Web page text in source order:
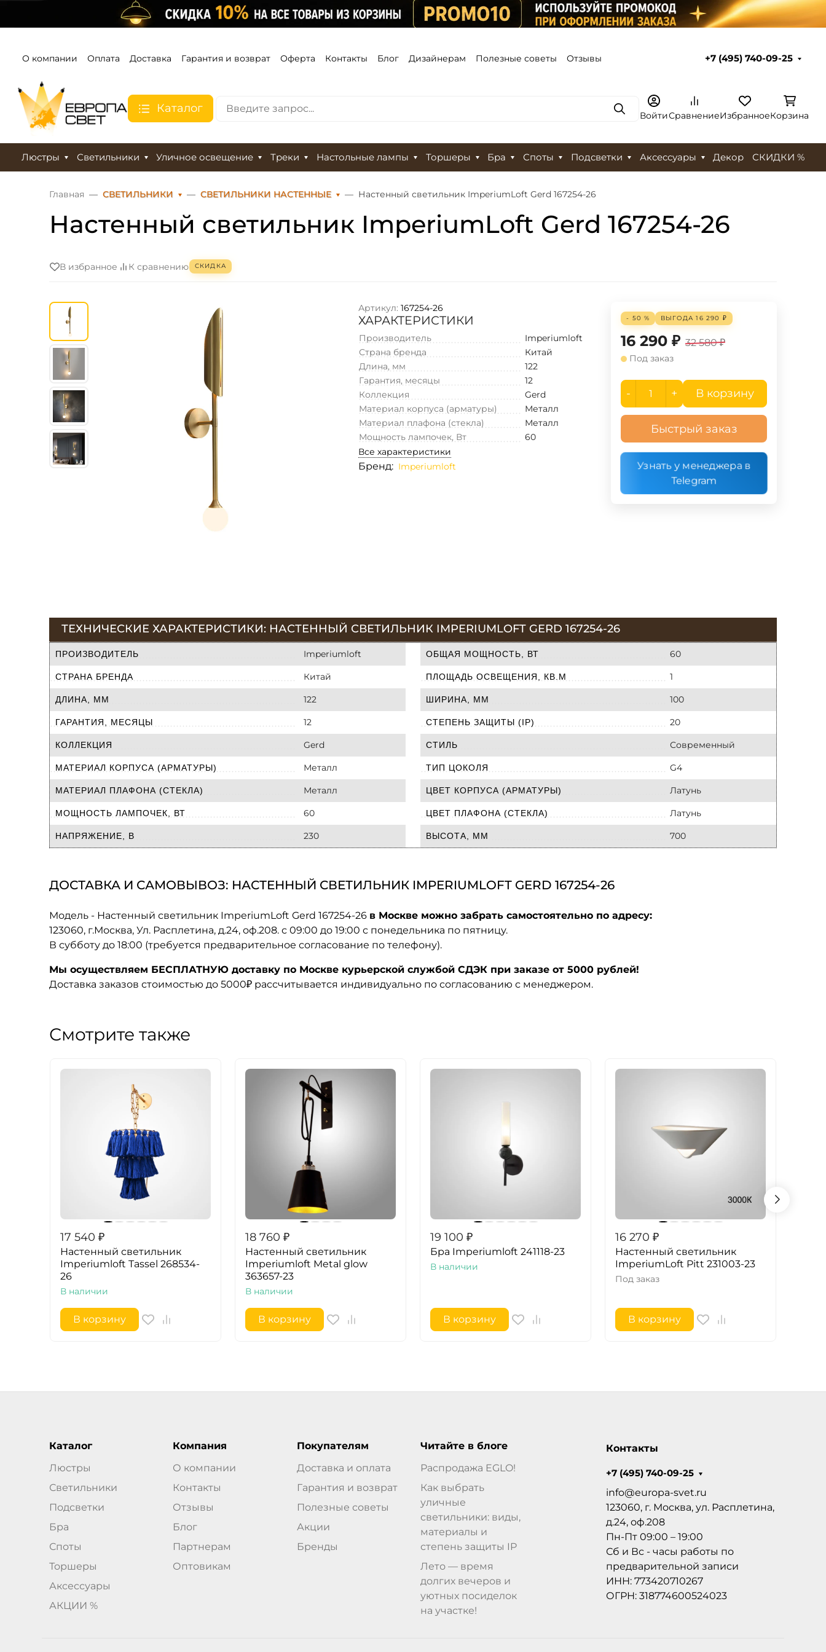
О компании Оплата Доставка Гарантия и возврат Оферта Контакты Блог Дизайнерам Полезные советы Отзывы +7 (495) 740-09-25
Каталог ПоискВойтиСравнениеИзбранноеКорзина
Люстры Светильники Уличное освещение Треки Настольные лампы Торшеры Бра Споты Подсветки Аксессуары Декор СКИДКИ %
Главная СВЕТИЛЬНИКИ СВЕТИЛЬНИКИ НАСТЕННЫЕ Настенный светильник ImperiumLoft Gerd 167254-26
Настенный светильник ImperiumLoft Gerd 167254-26
В избранное К сравнению СКИДКА
Артикул: 167254-26
ХАРАКТЕРИСТИКИ
Производитель
Imperiumloft
Страна бренда
Китай
Длина, мм
122
Гарантия, месяцы
12
Коллекция
Gerd
Материал корпуса (арматуры)
Металл
Материал плафона (стекла)
Металл
Мощность лампочек, Вт
60
Все характеристики
Бренд: Imperiumloft
- 50 % ВЫГОДА16 290 ₽
16 290 ₽ 32 580 ₽
Под заказ
- + В корзину
Быстрый заказ
Узнать у менеджера в
Telegram
ТЕХНИЧЕСКИЕ ХАРАКТЕРИСТИКИ: НАСТЕННЫЙ СВЕТИЛЬНИК IMPERIUMLOFT GERD 167254-26
ПРОИЗВОДИТЕЛЬ Imperiumloft
СТРАНА БРЕНДА Китай
ДЛИНА, ММ 122
ГАРАНТИЯ, МЕСЯЦЫ 12
КОЛЛЕКЦИЯ Gerd
МАТЕРИАЛ КОРПУСА (АРМАТУРЫ) Металл
МАТЕРИАЛ ПЛАФОНА (СТЕКЛА) Металл
МОЩНОСТЬ ЛАМПОЧЕК, ВТ 60
НАПРЯЖЕНИЕ, В 230
ОБЩАЯ МОЩНОСТЬ, ВТ 60
ПЛОЩАДЬ ОСВЕЩЕНИЯ, КВ.М 1
ШИРИНА, ММ 100
СТЕПЕНЬ ЗАЩИТЫ (IP) 20
СТИЛЬ Современный
ТИП ЦОКОЛЯ G4
ЦВЕТ КОРПУСА (АРМАТУРЫ) Латунь
ЦВЕТ ПЛАФОНА (СТЕКЛА) Латунь
ВЫСОТА, ММ 700
ДОСТАВКА И САМОВЫВОЗ: НАСТЕННЫЙ СВЕТИЛЬНИК IMPERIUMLOFT GERD 167254-26
Модель - Настенный светильник ImperiumLoft Gerd 167254-26 в Москве можно забрать самостоятельно по адресу:
123060, г.Москва, Ул. Расплетина, д.24, оф.208. с 09:00 до 19:00 с понедельника по пятницу.
В субботу до 18:00 (требуется предварительное согласование по телефону).
Мы осуществляем БЕСПЛАТНУЮ доставку по Москве курьерской службой СДЭК при заказе от 5000 рублей!
Доставка заказов стоимостью до 5000₽ рассчитывается индивидуально по согласованию с менеджером.
Смотрите также
17 540 ₽
Настенный светильник
Imperiumloft Tassel 268534-
26
В наличии
В корзину
18 760 ₽
Настенный светильник
Imperiumloft Metal glow
363657-23
В наличии
В корзину
19 100 ₽
Бра Imperiumloft 241118-23
В наличии
В корзину
16 270 ₽
Настенный светильник
ImperiumLoft Pitt 231003-23
Под заказ
В корзину
Каталог
Люстры
Светильники
Подсветки
Бра
Споты
Торшеры
Аксессуары
АКЦИИ %
Компания
О компании
Контакты
Отзывы
Блог
Партнерам
Оптовикам
Покупателям
Доставка и оплата
Гарантия и возврат
Полезные советы
Акции
Бренды
Читайте в блоге
Распродажа EGLO!
Как выбрать
уличные
светильники: виды,
материалы и
степень защиты IP
Лето — время
долгих вечеров и
уютных посиделок
на участке!
Контакты
+7 (495) 740-09-25
info@europa-svet.ru
123060, г. Москва, ул. Расплетина,
д.24, оф.208
Пн-Пт 09:00 – 19:00
Сб и Вс - часы работы по
предварительной записи
ИНН: 773420710267
ОГРН: 318774600524023